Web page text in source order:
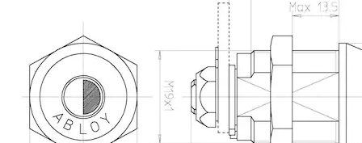
OF420C TRYKKNAPPLÅS
OF420C111000
OF430T ABLOY PR.2 TRYKKSYL. LL FKR
964882